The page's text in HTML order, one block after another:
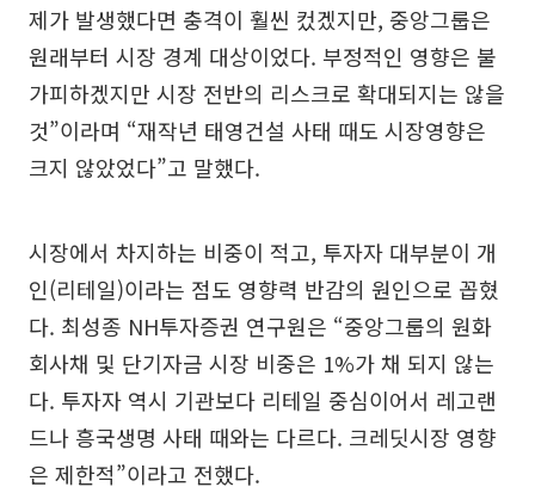
제가 발생했다면 충격이 훨씬 컸겠지만, 중앙그룹은
원래부터 시장 경계 대상이었다. 부정적인 영향은 불
가피하겠지만 시장 전반의 리스크로 확대되지는 않을
것”이라며 “재작년 태영건설 사태 때도 시장영향은
크지 않았었다”고 말했다.
시장에서 차지하는 비중이 적고, 투자자 대부분이 개
인(리테일)이라는 점도 영향력 반감의 원인으로 꼽혔
다. 최성종 NH투자증권 연구원은 “중앙그룹의 원화
회사채 및 단기자금 시장 비중은 1%가 채 되지 않는
다. 투자자 역시 기관보다 리테일 중심이어서 레고랜
드나 흥국생명 사태 때와는 다르다. 크레딧시장 영향
은 제한적”이라고 전했다.